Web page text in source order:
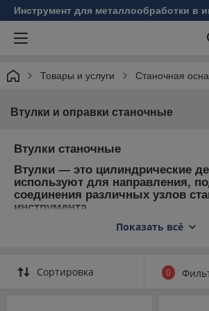
Инструмент для металлообработки в
Товары и услуги Станочная
Втулки и оправки станочные
Втулки станочные
Втулки — это цилиндрические
используют для направления,
соединения различных узлов
инструмента.
Обеспечение точности и
Показать всё
Сортировка 0